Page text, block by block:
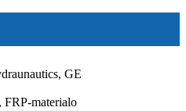
GE
materialo